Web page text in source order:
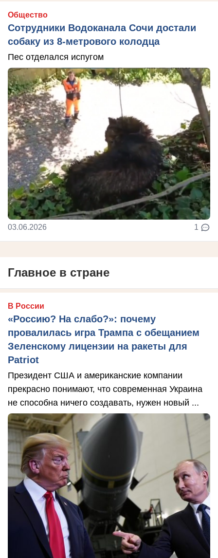
Общество
Сотрудники Водоканала Сочи достали
собаку из 8-метрового колодца
Пес отделался испугом
03.06.2026 1
Главное в стране
В России
«Россию? На слабо?»: почему
провалилась игра Трампа с обещанием
Зеленскому лицензии на ракеты для
Patriot
Президент США и американские компании
прекрасно понимают, что современная Украина
не способна ничего создавать, нужен новый ...